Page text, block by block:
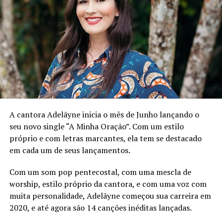
Bem Sem Braço, sem dúvida alguma, é um dos grandes
nomes dessa constelação de imperianos, que encantou e
encanta gerações através das suas músicas, sendo
sambas de enredo ou não. Por isso, temos sempre que
exaltá-lo, assim como a tantos ícones da nossa escola.
Ano passado tivemos um evento muito bonito e, com
certeza, teremos um ainda mais belo na sexta-feira.
Todos estão convidados – destacou Paula Maria.
Filha de Beto Sem Braço, Priscila Casemiro ressaltou que
a roda de samba é uma forma de seguir o legado deixado
pelo compositor. Para ela, o evento é uma forma de
seguir levando a história para os sambistas atuais.
– O Império Serrano e Madureira consagraram meu pai
como compositor de samba de enredo. Nos reunirmos
aqui para cantar Beto Sem Braço não é só um ato de
resistência, mas de reviver memórias e manter suas
obras vivas, contagiando a nova geração – afirmou
A cantora Adelãyne inicia o mês de Junho lançando o
seu novo single “A Minha Oração”. Com um estilo
próprio e com letras marcantes, ela tem se destacado
em cada um de seus lançamentos.
Com um som pop pentecostal, com uma mescla de
worship, estilo próprio da cantora, e com uma voz com
muita personalidade, Adelãyne começou sua carreira em
2020, e até agora são 14 canções inéditas lançadas.